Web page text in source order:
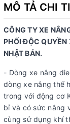
MÔ TẢ CHI
CÔNG TY XE
PHỐI ĐỘC QUYỀN
NHẬT BẢN.
- Dòng xe nâng
dòng xe nâng thế
trong với động cơ
bỉ và có sức nâng
cùng sử dụng khí